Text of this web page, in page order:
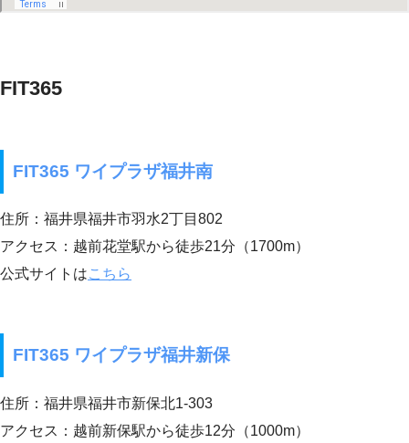
FIT365
FIT365 ワイプラザ福井南
住所：福井県福井市羽水2丁目802
アクセス：越前花堂駅から徒歩21分（1700m）
公式サイトはこちら
FIT365 ワイプラザ福井新保
住所：福井県福井市新保北1-303
アクセス：越前新保駅から徒歩12分（1000m）